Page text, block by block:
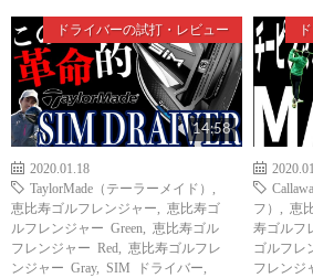
ドライバーの試打・レビュー
14:58
2020.01.18
TaylorMade（テーラーメイド）
恵比寿ゴルフレンジャー
恵比寿ゴ
ルフレンジャー Green
恵比寿ゴル
フレンジャー Red
恵比寿ゴルフレ
ンジャー Gray, SIM ドライバー
フ）
恵
寿ゴルフ
ゴルフレ
フレンジ